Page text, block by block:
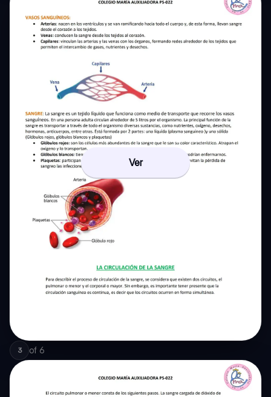
Ver
3 of 6